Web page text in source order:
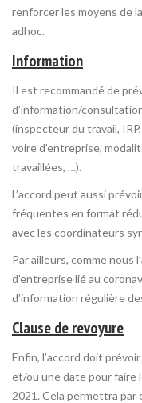
renforcer les moyens de
adhoc.
Information
Il est recommandé de
d’information/
(inspecteur du travail,
voire d’entreprise,
travaillées, …).
L’accord peut aussi
fréquentes en format
avec les coordinateurs
Par ailleurs, comme nous
d’entreprise lié au
d’information régulière
Clause de revoyure
Enfin, l’accord doit
et/ou une date pour faire
2021. Cela permettra par